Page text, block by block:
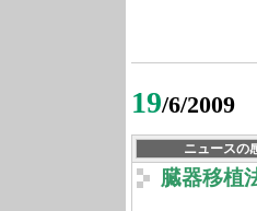
19/6/2009
ニュースの
臓器移植